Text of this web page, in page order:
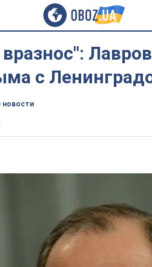
с
новости